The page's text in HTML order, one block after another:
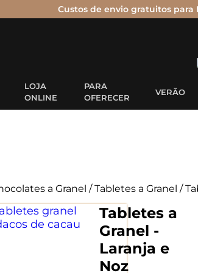
Custos de envio gratuitos
LOJA
ONLINE
PARA
OFERECER
VERÃO
a Granel /Tabletes a Granel /
Tabletes a
Granel -
Laranja e
Noz